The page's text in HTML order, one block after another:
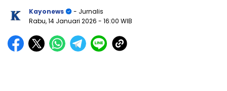
Kayonews
- Jurnalis
Rabu, 14 Januari 2026 - 16:00 WIB